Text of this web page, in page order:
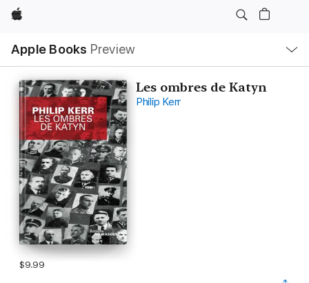
Apple
Apple Books Preview
Nav
Open
Menu
Les ombres de Katyn
Philip Kerr
$9.99